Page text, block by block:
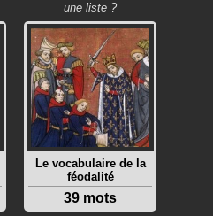
une liste ?
Le vocabulaire de la
féodalité
39 mots